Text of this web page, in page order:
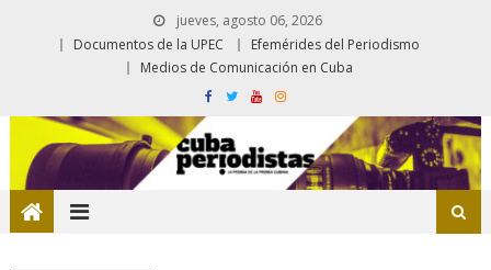
jueves, agosto 06, 2026
Documentos de la UPEC
Efemérides del Periodismo
Medios de Comunicación en Cuba